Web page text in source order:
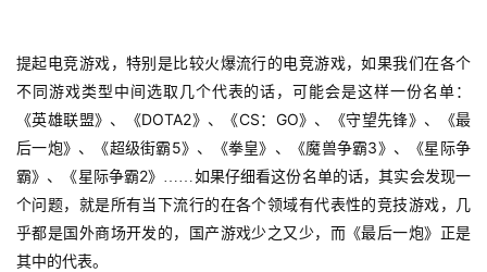
提起电竞游戏，特别是比较火爆流行的电竞游戏，如果我们在各个
不同游戏类型中间选取几个代表的话，可能会是这样一份名单：
《英雄联盟》、《DOTA2》、《CS ： GO》、《守望先锋》、《最
后一炮》、《超级街霸 5》、《拳皇》、《魔兽争霸3 》、《星际争
霸》、《星际争霸2》……如果仔细看这份名单的话，其实会发现一
个问题，就是所有当下流行的在各个领域有代表性的竞技游戏，几
乎都是国外商场开发的，国产游戏少之又少，而《最后一炮》正是
其中的代表。